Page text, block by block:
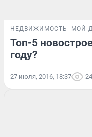
НЕДВИЖИМОСТЬ МОЙ
Топ-5
году?
27 июля, 2016, 18:37